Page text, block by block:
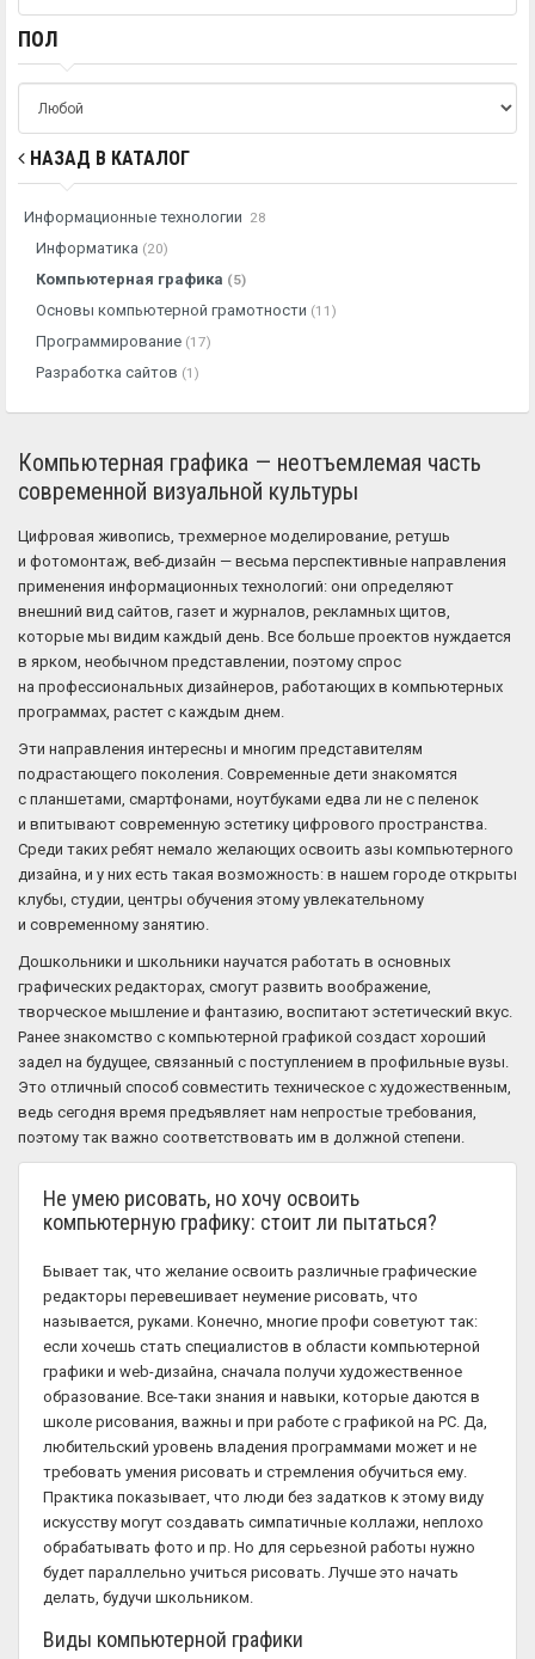
ПОЛ
НАЗАД В КАТАЛОГ
Информационные технологии 28
Информатика (20)
Компьютерная графика (5)
Основы компьютерной грамотности (11)
Программирование (17)
Разработка сайтов (1)
Компьютерная графика — неотъемлемая часть
современной визуальной культуры
Цифровая живопись, трехмерное моделирование, ретушь
и фотомонтаж, веб-дизайн — весьма перспективные направления
применения информационных технологий: они определяют
внешний вид сайтов, газет и журналов, рекламных щитов,
которые мы видим каждый день. Все больше проектов нуждается
в ярком, необычном представлении, поэтому спрос
на профессиональных дизайнеров, работающих в компьютерных
программах, растет с каждым днем.
Эти направления интересны и многим представителям
подрастающего поколения. Современные дети знакомятся
с планшетами, смартфонами, ноутбуками едва ли не с пеленок
и впитывают современную эстетику цифрового пространства.
Среди таких ребят немало желающих освоить азы компьютерного
дизайна, и у них есть такая возможность: в нашем городе открыты
клубы, студии, центры обучения этому увлекательному
и современному занятию.
Дошкольники и школьники научатся работать в основных
графических редакторах, смогут развить воображение,
творческое мышление и фантазию, воспитают эстетический вкус.
Ранее знакомство с компьютерной графикой создаст хороший
задел на будущее, связанный с поступлением в профильные вузы.
Это отличный способ совместить техническое с художественным,
ведь сегодня время предъявляет нам непростые требования,
поэтому так важно соответствовать им в должной степени.
Не умею рисовать, но хочу освоить
компьютерную графику: стоит ли пытаться?
Бывает так, что желание освоить различные графические
редакторы перевешивает неумение рисовать, что
называется, руками. Конечно, многие профи советуют так:
если хочешь стать специалистов в области компьютерной
графики и web-дизайна, сначала получи художественное
образование. Все-таки знания и навыки, которые даются в
школе рисования, важны и при работе с графикой на PC. Да,
любительский уровень владения программами может и не
требовать умения рисовать и стремления обучиться ему.
Практика показывает, что люди без задатков к этому виду
искусству могут создавать симпатичные коллажи, неплохо
обрабатывать фото и пр. Но для серьезной работы нужно
будет параллельно учиться рисовать. Лучше это начать
делать, будучи школьником.
Виды компьютерной графики